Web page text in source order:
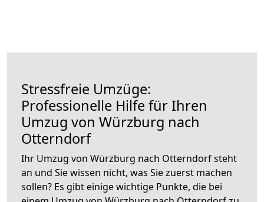
Stressfreie Umzüge:
Professionelle Hilfe für Ihren
Umzug von Würzburg nach
Otterndorf
Ihr Umzug von Würzburg nach Otterndorf steht
an und Sie wissen nicht, was Sie zuerst machen
sollen? Es gibt einige wichtige Punkte, die bei